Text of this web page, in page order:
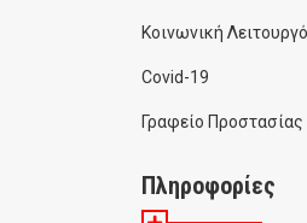
Κοινωνική
Covid-19
Γραφείο
Πληροφορίες